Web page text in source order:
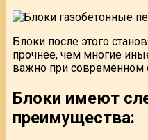
Блоки после этого
прочнее, чем многие
важно при современном
Блоки имеют
преимущества: